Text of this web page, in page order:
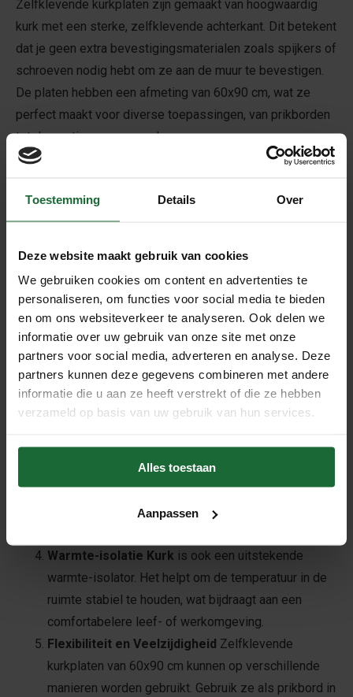
Toestemming Details Over
Deze website maakt gebruik van cookies
We gebruiken cookies om content en advertenties te
personaliseren, om functies voor social media te bieden
en om ons websiteverkeer te analyseren. Ook delen we
informatie over uw gebruik van onze site met onze
partners voor social media, adverteren en analyse. Deze
partners kunnen deze gegevens combineren met andere
informatie die u aan ze heeft verstrekt of die ze hebben
verzameld op basis van uw gebruik van hun services.
Alles toestaan
Aanpassen
Zelfklevende kurkplaten zijn gemaakt van hoogwaardig
kurk met een sterke, zelfklevende achterkant. Dit betekent
dat je geen extra bevestigingsmaterialen zoals spijkers of
schroeven nodig hebt om ze aan de muur te bevestigen.
De platen hebben een afmeting van 60x90 cm, wat ze
perfect maakt voor diverse toepassingen, van prikborden
tot decoratieve muurpanelen.
Kenmerken van Zelfklevende Kurkplaten van 60x90
Eenvoudige InstallatieDankzij de zelfklevende
achterkant kunnen kurkplaten eenvoudig op elke
plek. Geen gedoe met gereedschap of
bevestigingsmiddelen.
Milieuvriendelijk Kurkis een duurzaam en
milieuvriendelijk materiaal. Het wordt gewonnen uit
de schors van de kurkeik, een hernieuwbare bron.
Door te kiezen voor kurkplaten, draag je bij aan een
groenere en duurzamere wereld.
Geluidsisolatie Kurkheeft uitstekende
geluidsisolerende eigenschappen. Het absorbeert
geluid, waardoor het ideaal is voor gebruik in drukke
kantoren of gemeenschappelijke ruimtes waar je de
Warmte-isolatie Kurk is ook een uitstekende
warmte-isolator. Het helpt om de temperatuur in de
ruimte stabiel te houden, wat bijdraagt aan een
comfortabelere leef- of werkomgeving.
Flexibiliteit en Veelzijdigheid Zelfklevende
kurkplaten van 60x90 cm kunnen op verschillende
manieren worden gebruikt. Gebruik ze als prikbord in